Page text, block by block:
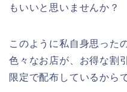
もいいと思いませんか？
このように私自身思った
色々なお店が、お得な割
限定で配布しているから